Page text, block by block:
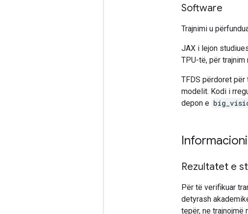
Software
Trajnimi u
JAX i lejon
TPU-të, për
TFDS përdoret
modelit. Kodi i
depon e
Rezultatet e
Për të verifikuar
detyrash
tepër, ne